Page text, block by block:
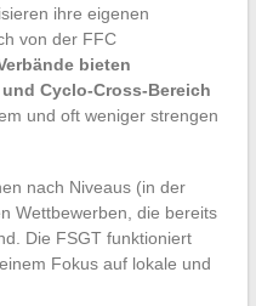
ihre eigenen
von der FFC
bieten
Cyclo-Cross-Bereich
und oft weniger strengen
nach Niveaus (in der
Wettbewerben, die bereits
Die FSGT funktioniert
Fokus auf lokale und